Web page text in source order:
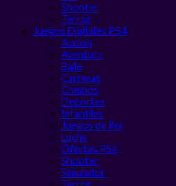
Shooter
Terror
Juegos Digitales PS4
Accion
Aventura
Baile
Carreras
Combos
Deportes
Infantiles
Juegos de Rol
Lucha
Ofertas PS4
Shooter
Simulador